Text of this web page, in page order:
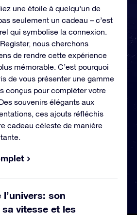
une étoile à quelqu'un de
seulement un cadeau – c’est
qui symbolise la connexion.
nous cherchons
de rendre cette expérience
mémorable. C’est pourquoi
de vous présenter une gamme
conçus pour compléter votre
Des souvenirs élégants aux
ces ajouts réfléchis
cadeau céleste de manière
son
vitesse et les